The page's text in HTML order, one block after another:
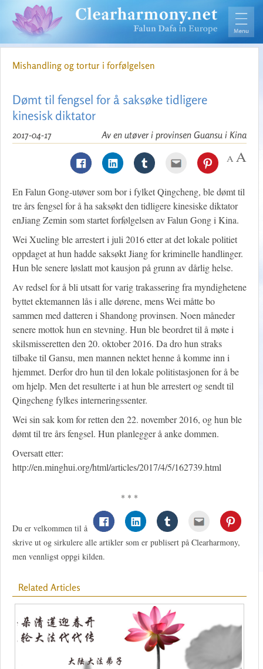
Mishandling og tortur i forfølgelsen
Dømt til fengsel for å saksøke tidligere
kinesisk diktator
Av en utøver i provinsen Guansu i Kina
2017-04-17
En Falun Gong-utøver som bor i fylket Qingcheng, ble dømt til
tre års fengsel for å ha saksøkt den tidligere kinesiske diktator
enJiang Zemin som startet forfølgelsen av Falun Gong i Kina.
Wei Xueling ble arrestert i juli 2016 etter at det lokale politiet
oppdaget at hun hadde saksøkt Jiang for kriminelle handlinger.
Hun ble senere løslatt mot kausjon på grunn av dårlig helse.
Av redsel for å bli utsatt for varig trakassering fra myndighetene
byttet ektemannen lås i alle dørene, mens Wei måtte bo
sammen med datteren i Shandong provinsen. Noen måneder
senere mottok hun en stevning. Hun ble beordret til å møte i
skilsmisseretten den 20. oktober 2016. Da dro hun straks
tilbake til Gansu, men mannen nektet henne å komme inn i
hjemmet. Derfor dro hun til den lokale politistasjonen for å be
om hjelp. Men det resulterte i at hun ble arrestert og sendt til
Qingcheng fylkes interneringssenter.
Wei sin sak kom for retten den 22. november 2016, og hun ble
dømt til tre års fengsel. Hun planlegger å anke dommen.
Oversatt etter:
http://en.minghui.org/html/articles/2017/4/5/162739.html
* * *
Du er velkommen til å
skrive ut og sirkulere alle artikler som er publisert på Clearharmony,
men vennligst oppgi kilden.
Related Articles